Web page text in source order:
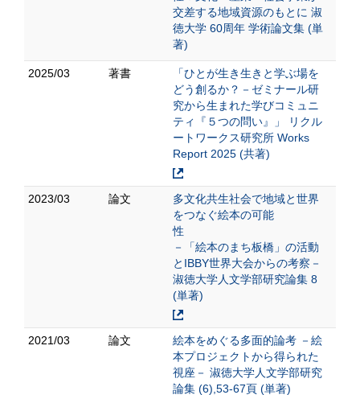
交差する地域資源のもとに 淑
徳大学 60周年 学術論文集 (単
著)
2025/03 著書
「ひとが生き生きと学ぶ場を
どう創るか？－ゼミナール研
究から生まれた学びコミュニ
ティ『５つの問い』」 リクル
ートワークス研究所 Works
Report 2025 (共著)
2023/03 論文
多文化共生社会で地域と世界
をつなぐ絵本の可能
性
－「絵本のまち板橋」の活動
とIBBY世界大会からの考察－
淑徳大学人文学部研究論集 8
(単著)
2021/03 論文
絵本をめぐる多面的論考 －絵
本プロジェクトから得られた
視座－ 淑徳大学人文学部研究
論集 (6),53-67頁 (単著)